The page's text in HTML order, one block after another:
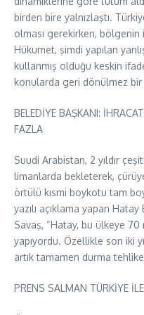
birden bire yalnızlaştı.
olması gerekirken, bölgenin
Hükumet, şimdi yapılan
kullanmış olduğu keskin
konularda geri dönülmez bir
BELEDİYE BAŞKANI:
FAZLA
Suudi Arabistan, 2 yıldır
limanlarda bekleterek,
örtülü kısmi boykotu tam
yazılı açıklama yapan
Savaş, “Hatay, bu ülkeye
yapıyordu. Özellikle son iki
artık tamamen durma
PRENS SALMAN TÜRKİYE